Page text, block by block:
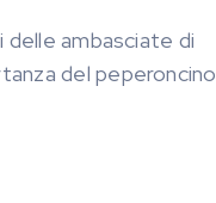
ambasciate di
del peperoncino